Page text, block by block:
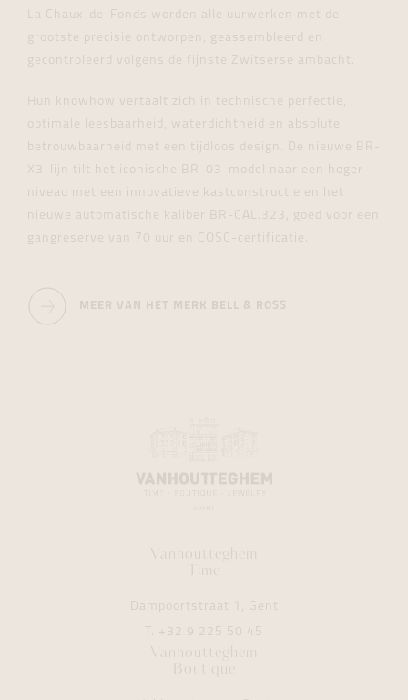
La Chaux-de-Fonds worden alle uurwerken met de
grootste precisie ontworpen, geassembleerd en
gecontroleerd volgens de fijnste Zwitserse ambacht.
Hun knowhow vertaalt zich in technische perfectie,
optimale leesbaarheid, waterdichtheid en absolute
betrouwbaarheid met een tijdloos design. De nieuwe BR-
X3-lijn tilt het iconische BR-03-model naar een hoger
niveau met een innovatieve kastconstructie en het
nieuwe automatische kaliber BR-CAL.323, goed voor een
gangreserve van 70 uur en COSC-certificatie.
MEER VAN HET MERK BELL & ROSS
Vanhoutteghem
Time
Dampoortstraat 1, Gent
T. +32 9 225 50 45
Vanhoutteghem
Boutique